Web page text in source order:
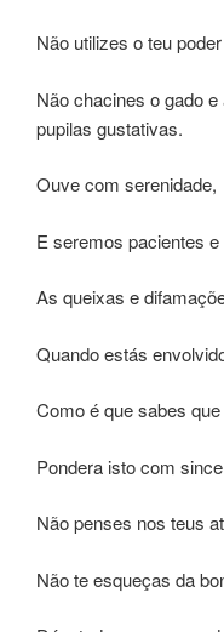
Não utilizes o teu
Não chacines o gado
pupilas gustativas.
Ouve com serenidade,
E seremos pacientes
As queixas e
Quando estás
Como é que sabes
Pondera isto com
Não penses nos teus
Não te esqueças da